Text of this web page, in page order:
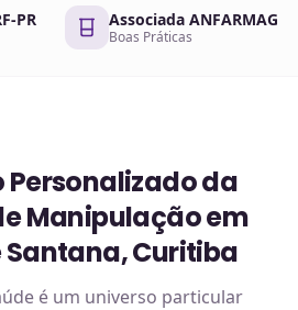
PR Associada ANFARMAG
Boas Práticas
Personalizado da
Manipulação em
Santana, Curitiba
é um universo particular